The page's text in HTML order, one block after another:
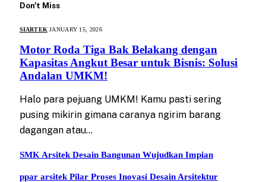
Don't Miss
SIARTEK JANUARY 15, 2026
Motor Roda Tiga Bak Belakang dengan
Kapasitas Angkut Besar untuk Bisnis: Solusi
Andalan UMKM!
Halo para pejuang UMKM! Kamu pasti sering
pusing mikirin gimana caranya ngirim barang
dagangan atau…
SMK Arsitek Desain Bangunan Wujudkan Impian
ppar arsitek Pilar Proses Inovasi Desain Arsitektur